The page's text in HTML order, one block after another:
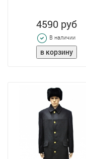
4590 руб
В наличии